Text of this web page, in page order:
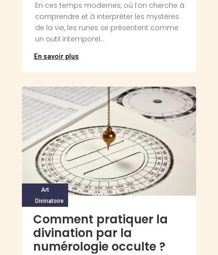
En ces temps modernes, où l’on cherche à
comprendre et à interpréter les mystères
de la vie, les runes se présentent comme
un outil intemporel...
En savoir plus
Art
Divinatoire
Comment pratiquer la
divination par la
numérologie occulte ?